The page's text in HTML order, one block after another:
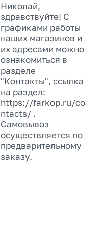
Николай,
здравствуйте! С
графиками работы
наших магазинов и
их адресами можно
ознакомиться в
разделе
"Контакты", ссылка
на раздел:
https://farkop.ru/co
ntacts/ .
Самовывоз
осуществляется по
предварительному
заказу.